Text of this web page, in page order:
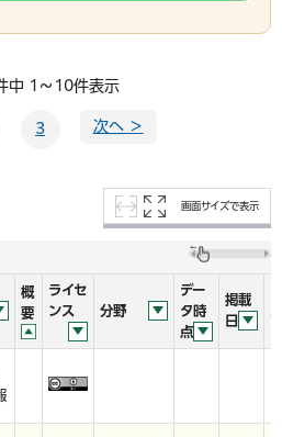
中 1～10件表示
3 次へ ＞
画面サイズで表示
概
要
ライセ
ンス
分野
デー
タ時
点
掲載
日